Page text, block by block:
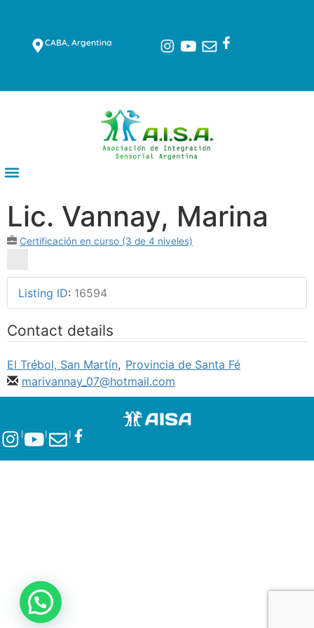
CABA, Argentina
Lic. Vannay, Marina
Certificación en curso (3 de 4 niveles)
Listing ID: 16594
Contact details
El Trébol, San Martín, Provincia de Santa Fé
marivannay_07@hotmail.com
l l l